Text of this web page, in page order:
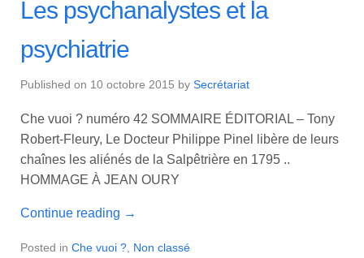
Les psychanalystes et la
psychiatrie
Published on 10 octobre 2015 by Secrétariat
Che vuoi ? numéro 42 SOMMAIRE ÉDITORIAL – Tony
Robert-Fleury, Le Docteur Philippe Pinel libère de leurs
chaînes les aliénés de la Salpêtrière en 1795 ..
HOMMAGE À JEAN OURY
Continue reading →
Posted in Che vuoi ? Non classé